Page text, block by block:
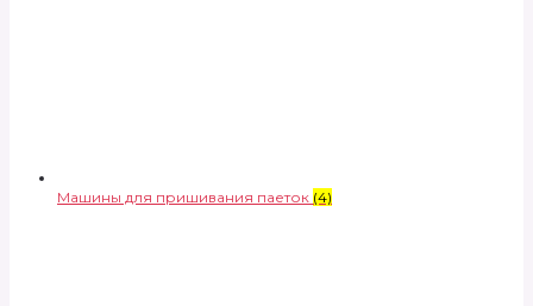
Машины для пришивания паеток (4)